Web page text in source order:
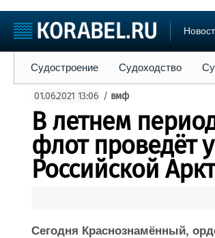
Судостроение
Пульс
Новости
Компании
Репутация
Работа
Торговая
Доска объявлений
Продажа флота
Оборудование
Изделия
Материалы
Судостроение Судоходство
01.06.2021 13:06 / вмф
В летнем
флот проведёт
Российской
Сегодня Краснознамённый,